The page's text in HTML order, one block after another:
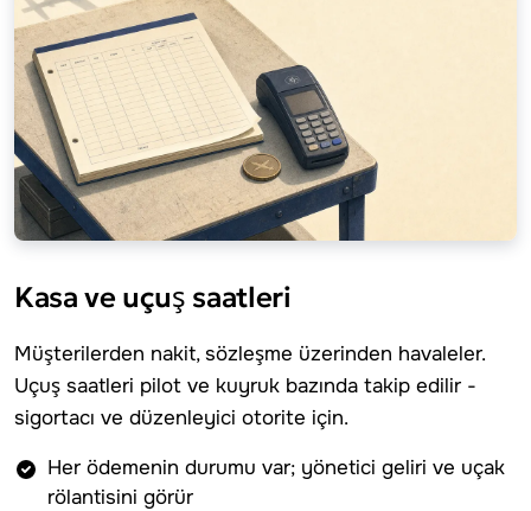
Kasa ve uçuş saatleri
Müşterilerden nakit, sözleşme üzerinden havaleler.
Uçuş saatleri pilot ve kuyruk bazında takip edilir -
sigortacı ve düzenleyici otorite için.
Her ödemenin durumu var; yönetici geliri ve uçak
rölantisini görür